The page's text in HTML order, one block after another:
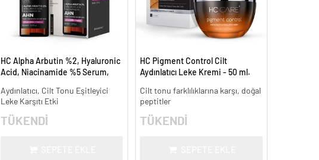
HC Alpha Arbutin %2, Hyaluronic
Acid, Niacinamide %5 Serum,
Aydınlatıcı, Cilt Tonu Eşitleyici
Leke Karşıtı Etki
TÜKENDİ
HC Pigment Control Cilt
Aydınlatıcı Leke Kremi - 50 ml.
Cilt tonu farklılıklarına karşı, doğal
peptitler
TÜKENDİ